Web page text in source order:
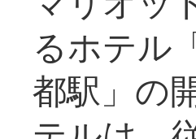
るホテル
都駅」の